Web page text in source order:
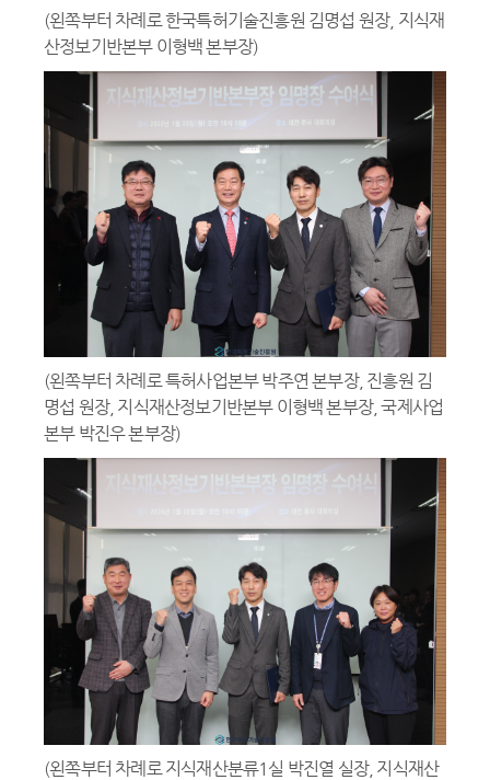
(왼쪽부터 차례로 한국특허기술진흥원 김명섭 원장, 지식재
산정보기반본부 이형백 본부장)
(왼쪽부터 차례로 특허사업본부 박주연 본부장, 진흥원 김
명섭 원장, 지식재산정보기반본부 이형백 본부장, 국제사업
본부 박진우 본부장)
(왼쪽부터 차례로 지식재산분류1실 박진열 실장, 지식재산